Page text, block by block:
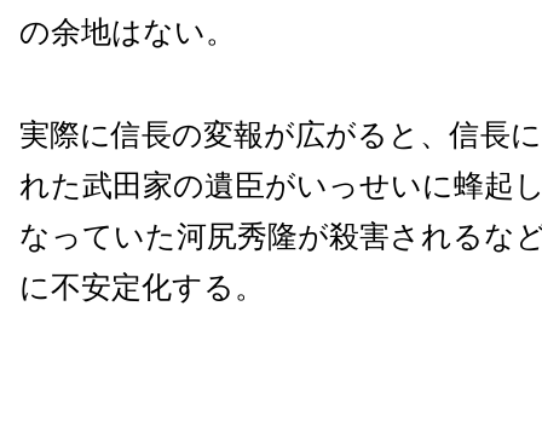
の余地はない。
実際に信長の変報が広がると、信長
れた武田家の遺臣がいっせいに蜂起
なっていた河尻秀隆が殺害されるな
に不安定化する。